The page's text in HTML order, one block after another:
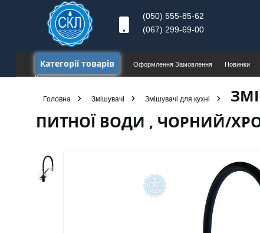
(050) 555-85-62
(067) 299-69-00
Категорії товарів Оформлення Замовлення Новинки
Контакти
Головна Змішувачі Змішувачi для кухні
ПИТНОЇ ВОДИ , ЧОРНИЙ/